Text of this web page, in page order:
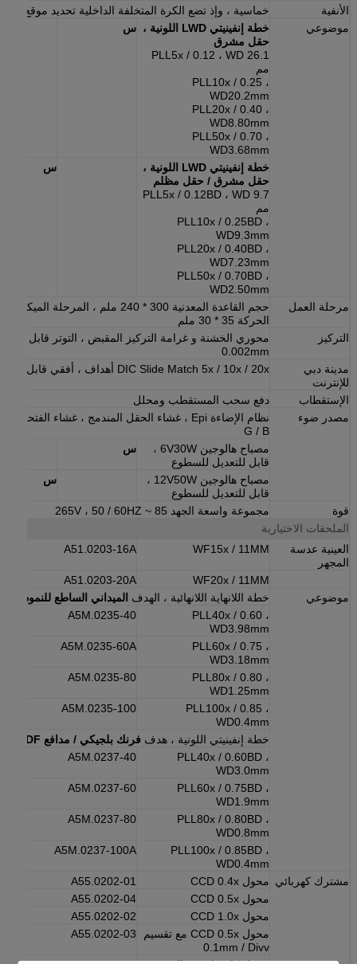
الأنفية
خماسية ، وإذ تضع الكرة المتخلفة الداخلية تحديد موقع
موضوعي
خطة إنفينيتي LWD اللونية ،
حقل مشرق
PLL5x / 0.12 ، WD 26.1
مم
PLL10x / 0.25 ،
WD20.2mm
PLL20x / 0.40 ،
WD8.80mm
PLL50x / 0.70 ،
WD3.68mm
س
خطة إنفينيتي LWD اللونية ،
حقل مشرق / حقل مظلم
PLL5x / 0.12BD ، WD 9.7
مم
PLL10x / 0.25BD ،
WD9.3mm
PLL20x / 0.40BD ،
WD7.23mm
PLL50x / 0.70BD ،
WD2.50mm
س
مرحلة العمل
الحركة 35 * 30 ملم
التركيز
محوري الخشنة و غرامة التركيز المقبض ، التوتر قابل
0.002mm
مدينة دبي
للإنترنت
DIC Slide Match 5x / 10x / 20x أهداف ، أفقي قابل للتعديل
الإستقطاب
دفع سحب المستقطب ومحلل
مصدر ضوء
G / B
مصباح هالوجين 6V30W ،
قابل للتعديل للسطوع
س
مصباح هالوجين 12V50W ،
قابل للتعديل للسطوع
س
قوة
مجموعة واسعة الجهد 85 ~ 265V ، 50 / 60HZ
الملحقات الاختيارية
العينية عدسة
المجهر
WF15x / 11MM
A51.0203-16A
WF20x / 11MM
A51.0203-20A
موضوعي
خطة اللانهاية اللانهائية ، الهدف الميداني الساطع للنموذج A ، مدينة دبي للإنترنت
PLL40x / 0.60 ،
WD3.98mm
A5M.0235-40
PLL60x / 0.75 ،
WD3.18mm
A5M.0235-60A
PLL80x / 0.80 ،
WD1.25mm
A5M.0235-80
PLL100x / 0.85 ،
WD0.4mm
A5M.0235-100
خطة إنفينيتي اللونية ، هدف فرنك بلجيكي / مدافع DF
PLL40x / 0.60BD ،
WD3.0mm
A5M.0237-40
PLL60x / 0.75BD ،
WD1.9mm
A5M.0237-60
PLL80x / 0.80BD ،
WD0.8mm
A5M.0237-80
PLL100x / 0.85BD ،
WD0.4mm
A5M.0237-100A
مشترك كهربائي محول CCD 0.4x
A55.0202-01
محول CCD 0.5x
A55.0202-04
محول CCD 1.0x
A55.0202-02
محول CCD 0.5x مع تقسيم
0.1mm / Divv
A55.0202-03